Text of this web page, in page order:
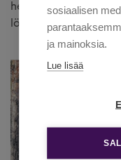
sosiaalisen
ja mainoksia.
Lue lisää
hemmotteleva
löylyttelykin.